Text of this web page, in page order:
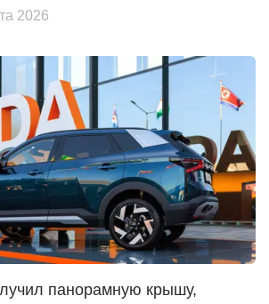
2026
панорамную крышу,